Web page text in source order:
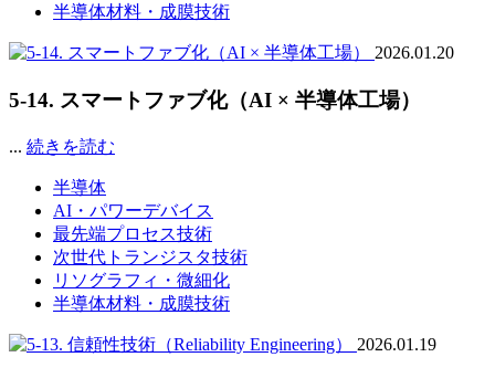
半導体材料・成膜技術
2026.01.20
5-14. スマートファブ化（AI × 半導体工場）
... 続きを読む
半導体
AI・パワーデバイス
最先端プロセス技術
次世代トランジスタ技術
リソグラフィ・微細化
半導体材料・成膜技術
2026.01.19